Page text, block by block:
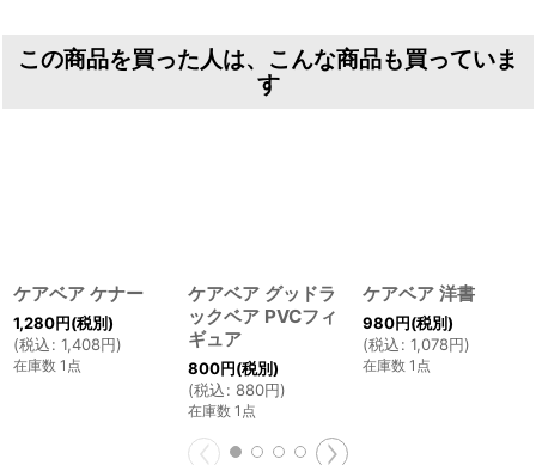
この商品を買った人は、こんな商品も買っていま
す
ケアベア ケナー
1,280円(税別)
(税込: 1,408円)
在庫数 1点
ケアベア グッドラ
ックベア PVCフィ
ギュア
800円(税別)
(税込: 880円)
在庫数 1点
ケアベア 洋書
980円(税別)
(税込: 1,078円)
在庫数 1点